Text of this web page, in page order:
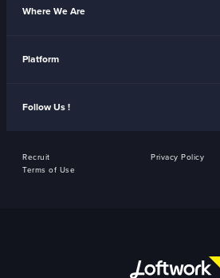
Where We Are
Platform
Follow Us !
Recruit
Privacy Policy
Terms of Use